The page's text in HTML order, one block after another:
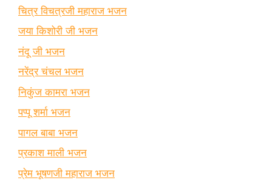
चित्र विचत्रजी महाराज भजन
जया किशोरी जी भजन
नंदू जी भजन
नरेंद्र चंचल भजन
निकुंज कामरा भजन
पप्पू शर्मा भजन
पागल बाबा भजन
प्रकाश माली भजन
प्रेम भूषणजी महाराज भजन